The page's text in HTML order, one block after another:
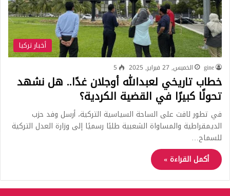
أخبار تركيا
gine الخميس, 27 فبراير, 2025 5
خطاب تاريخي لعبدالله أوجلان غدًا.. هل نشهد
تحولًا كبيرًا في القضية الكردية؟
في تطور لافت على الساحة السياسية التركية، أرسل وفد حزب
الديمقراطية والمساواة الشعبية طلبًا رسميًا إلى وزارة العدل التركية
للسماح…
أكمل القراءة »